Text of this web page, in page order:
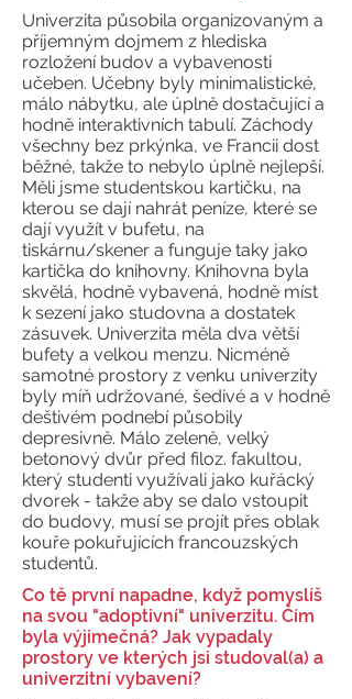
Univerzita působila organizovaným a
příjemným dojmem z hlediska
rozložení budov a vybavenosti
učeben. Učebny byly minimalistické,
málo nábytku, ale úplně dostačující a
hodně interaktivních tabulí. Záchody
všechny bez prkýnka, ve Francii dost
běžné, takže to nebylo úplně nejlepší.
Měli jsme studentskou kartičku, na
kterou se dají nahrát peníze, které se
dají využít v bufetu, na
tiskárnu/skener a funguje taky jako
kartička do knihovny. Knihovna byla
skvělá, hodně vybavená, hodně míst
k sezení jako studovna a dostatek
zásuvek. Univerzita měla dva větší
bufety a velkou menzu. Nicméně
samotné prostory z venku univerzity
byly míň udržované, šedivé a v hodně
deštivém podnebí působily
depresivně. Málo zeleně, velký
betonový dvůr před filoz. fakultou,
který studenti využívali jako kuřácký
dvorek - takže aby se dalo vstoupit
do budovy, musí se projít přes oblak
kouře pokuřujících francouzských
studentů.
Co tě první napadne, když pomyslíš
na svou "adoptivní" univerzitu. Čím
byla výjimečná? Jak vypadaly
prostory ve kterých jsi studoval(a) a
univerzitní vybavení?